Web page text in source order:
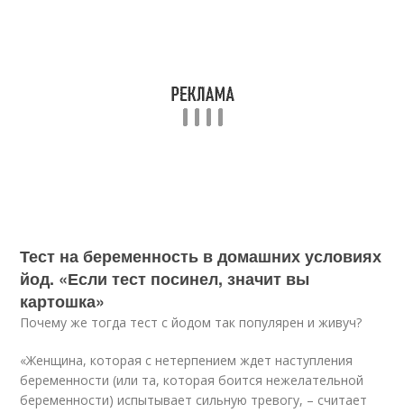
Тест на беременность в домашних условиях
йод. «Если тест посинел, значит вы
картошка»
Почему же тогда тест с йодом так популярен и живуч?
«Женщина, которая с нетерпением ждет наступления
беременности (или та, которая боится нежелательной
беременности) испытывает сильную тревогу, – считает